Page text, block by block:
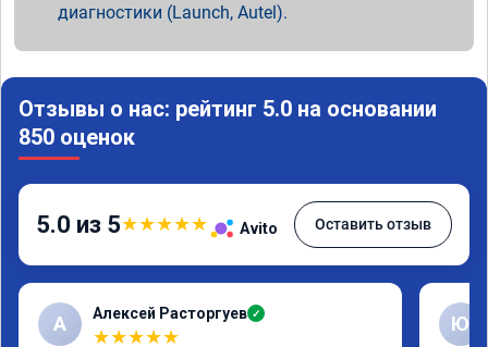
диагностики (Launch, Autel).
Отзывы о нас: рейтинг 5.0 на основании
850 оценок
5.0 из 5★★★★★ Avito Оставить отзыв
А Алексей Расторгуев ✓
★★★★★
Ю